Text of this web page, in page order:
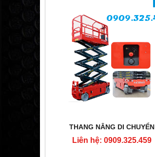
THANG NÂNG DI CHUYỂN
Liên hệ: 0909.325.459